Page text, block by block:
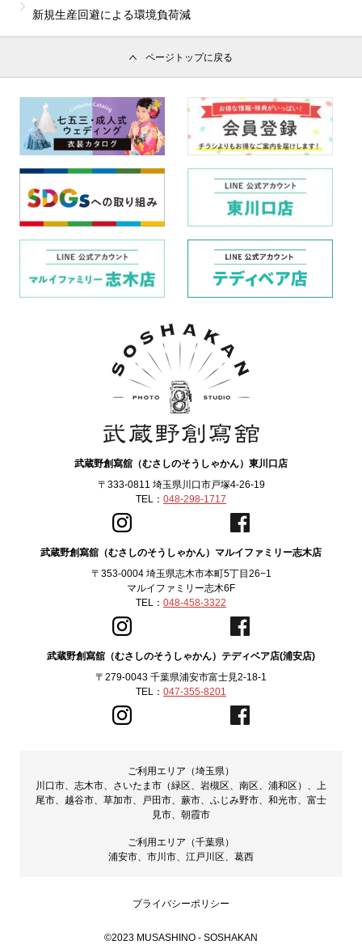
新規生産回避による環境負荷減
ページトップに戻る
武蔵野創寫舘（むさしのそうしゃかん）東川口店
〒333-0811 埼玉県川口市戸塚4-26-19
TEL： 048-298-1717
武蔵野創寫舘（むさしのそうしゃかん）マルイファミリー志木店
〒353-0004 埼玉県志木市本町5丁目26−1
マルイファミリー志木6F
TEL： 048-458-3322
武蔵野創寫舘（むさしのそうしゃかん）テディベア店(浦安店)
〒279-0043 千葉県浦安市富士見2-18-1
TEL： 047-355-8201
ご利用エリア（埼玉県）
川口市、志木市、さいたま市（緑区、岩槻区、南区、浦和区）、上
尾市、越谷市、草加市、戸田市、蕨市、ふじみ野市、和光市、富士
見市、朝霞市
ご利用エリア（千葉県）
浦安市、市川市、江戸川区、葛西
プライバシーポリシー
©2023 MUSASHINO - SOSHAKAN